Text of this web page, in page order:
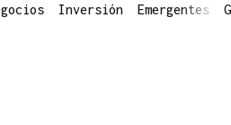
Inversión Emergentes